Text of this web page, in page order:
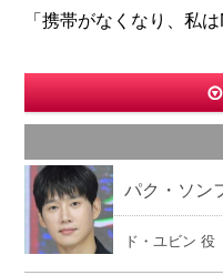
「携帯がなくなり、私
パク・ソン
ド・ユビン 役